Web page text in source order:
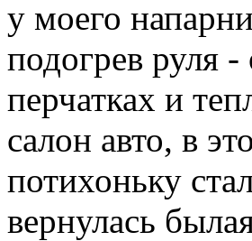
у моего
подогрев руля
перчатках и
салон авто, в
потихоньку
вернулась